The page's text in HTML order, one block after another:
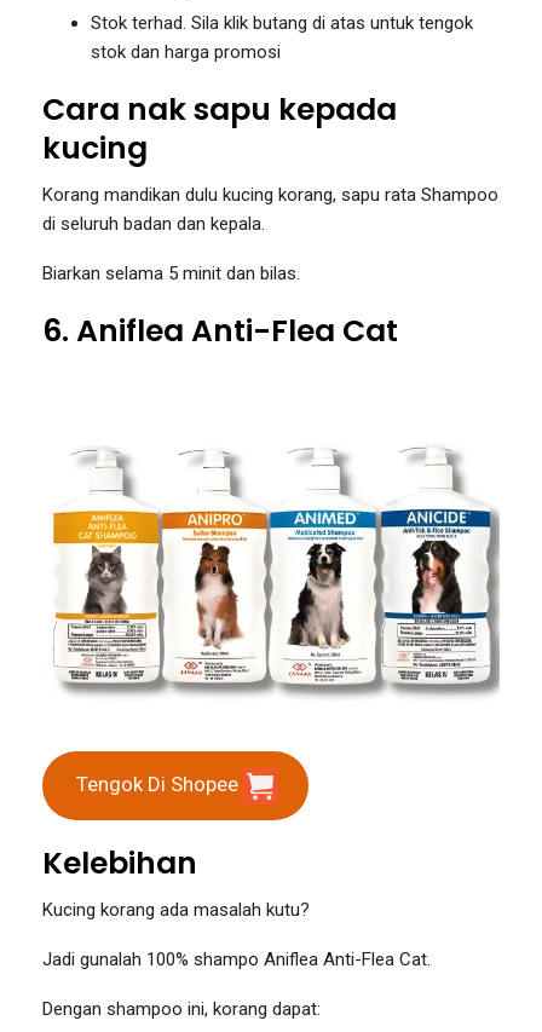
Stok terhad. Sila klik butang di atas untuk tengok
stok dan harga promosi
Cara nak sapu kepada
kucing
Korang mandikan dulu kucing korang, sapu rata Shampoo
di seluruh badan dan kepala.
Biarkan selama 5 minit dan bilas.
6. Aniflea Anti-Flea Cat
Tengok Di Shopee
Kelebihan
Kucing korang ada masalah kutu?
Jadi gunalah 100% shampo Aniflea Anti-Flea Cat.
Dengan shampoo ini, korang dapat: